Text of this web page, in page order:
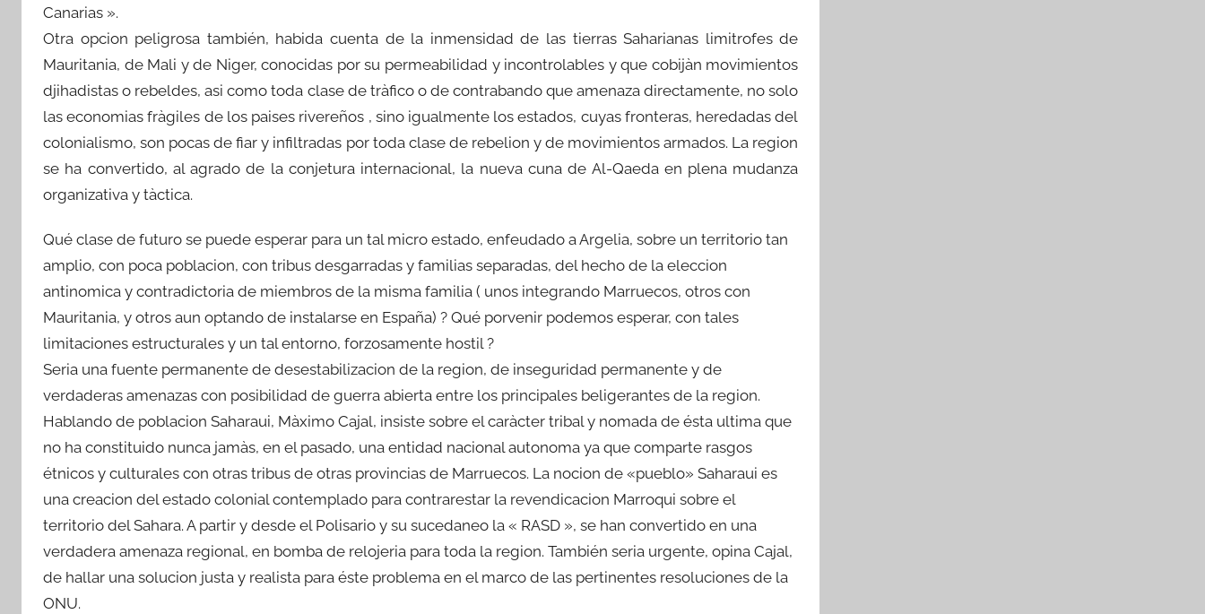
Canarias ».
Otra opcion peligrosa también, habida cuenta de la inmensidad de las tierras Saharianas limitrofes de
Mauritania, de Mali y de Niger, conocidas por su permeabilidad y incontrolables y que cobijàn movimientos
djihadistas o rebeldes, asi como toda clase de tràfico o de contrabando que amenaza directamente, no solo
las economias fràgiles de los paises rivereños , sino igualmente los estados, cuyas fronteras, heredadas del
colonialismo, son pocas de fiar y infiltradas por toda clase de rebelion y de movimientos armados. La region
se ha convertido, al agrado de la conjetura internacional, la nueva cuna de Al-Qaeda en plena mudanza
organizativa y tàctica.
Qué clase de futuro se puede esperar para un tal micro estado, enfeudado a Argelia, sobre un territorio tan
amplio, con poca poblacion, con tribus desgarradas y familias separadas, del hecho de la eleccion
antinomica y contradictoria de miembros de la misma familia ( unos integrando Marruecos, otros con
Mauritania, y otros aun optando de instalarse en España) ? Qué porvenir podemos esperar, con tales
limitaciones estructurales y un tal entorno, forzosamente hostil ?
Seria una fuente permanente de desestabilizacion de la region, de inseguridad permanente y de
verdaderas amenazas con posibilidad de guerra abierta entre los principales beligerantes de la region.
Hablando de poblacion Saharaui, Màximo Cajal, insiste sobre el caràcter tribal y nomada de ésta ultima que
no ha constituido nunca jamàs, en el pasado, una entidad nacional autonoma ya que comparte rasgos
étnicos y culturales con otras tribus de otras provincias de Marruecos. La nocion de «pueblo» Saharaui es
una creacion del estado colonial contemplado para contrarestar la revendicacion Marroqui sobre el
territorio del Sahara. A partir y desde el Polisario y su sucedaneo la « RASD », se han convertido en una
verdadera amenaza regional, en bomba de relojeria para toda la region. También seria urgente, opina Cajal,
de hallar una solucion justa y realista para éste problema en el marco de las pertinentes resoluciones de la
ONU.